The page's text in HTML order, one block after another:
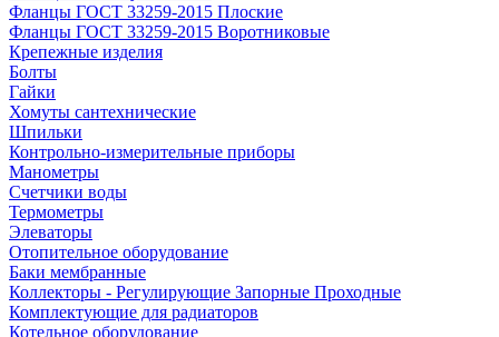
Фланцы ГОСТ 33259-2015 Плоские
Фланцы ГОСТ 33259-2015 Воротниковые
Крепежные изделия
Болты
Гайки
Хомуты сантехнические
Шпильки
Контрольно-измерительные приборы
Манометры
Счетчики воды
Термометры
Элеваторы
Отопительное оборудование
Баки мембранные
Коллекторы - Регулирующие Запорные Проходные
Комплектующие для радиаторов
Котельное оборудование